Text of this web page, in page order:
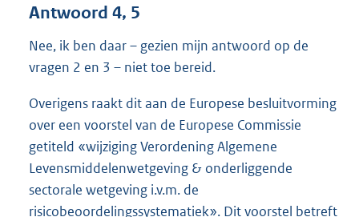
Antwoord 4, 5
Nee, ik ben daar – gezien mijn antwoord op de
vragen 2 en 3 – niet toe bereid.
Overigens raakt dit aan de Europese besluitvorming
over een voorstel van de Europese Commissie
getiteld «wijziging Verordening Algemene
Levensmiddelenwetgeving & onderliggende
sectorale wetgeving i.v.m. de
risicobeoordelingssystematiek». Dit voorstel betreft